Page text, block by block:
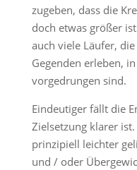
zugeben, dass die
doch etwas größer
auch viele Läufer,
Gegenden erleben,
vorgedrungen sind.
Eindeutiger fällt die
Zielsetzung klarer
prinzipiell leichter
und / oder